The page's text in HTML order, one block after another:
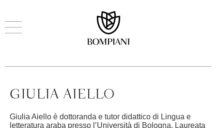
GIULIA AIELLO
Giulia Aiello è dottoranda e tutor didattico di Lingua e
letteratura araba presso l’Università di Bologna. Laureata